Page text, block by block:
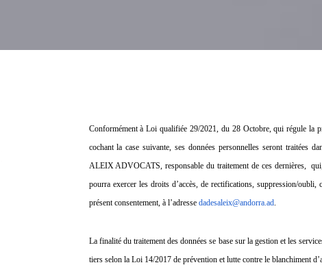
Conformément à Loi qualifiée 29/2021, du 28 Octobre, qui régule la
cochant la case suivante, ses données personnelles seront traitées
ALEIX ADVOCATS, responsable du traitement de ces dernières,
pourra exercer les droits d’accès, de rectifications, suppression/
présent consentement, à l’adresse dadesaleix@andorra.ad.
La finalité du traitement des données se base sur la gestion et les
tiers selon la Loi 14/2017 de prévention et lutte contre le blanchiment